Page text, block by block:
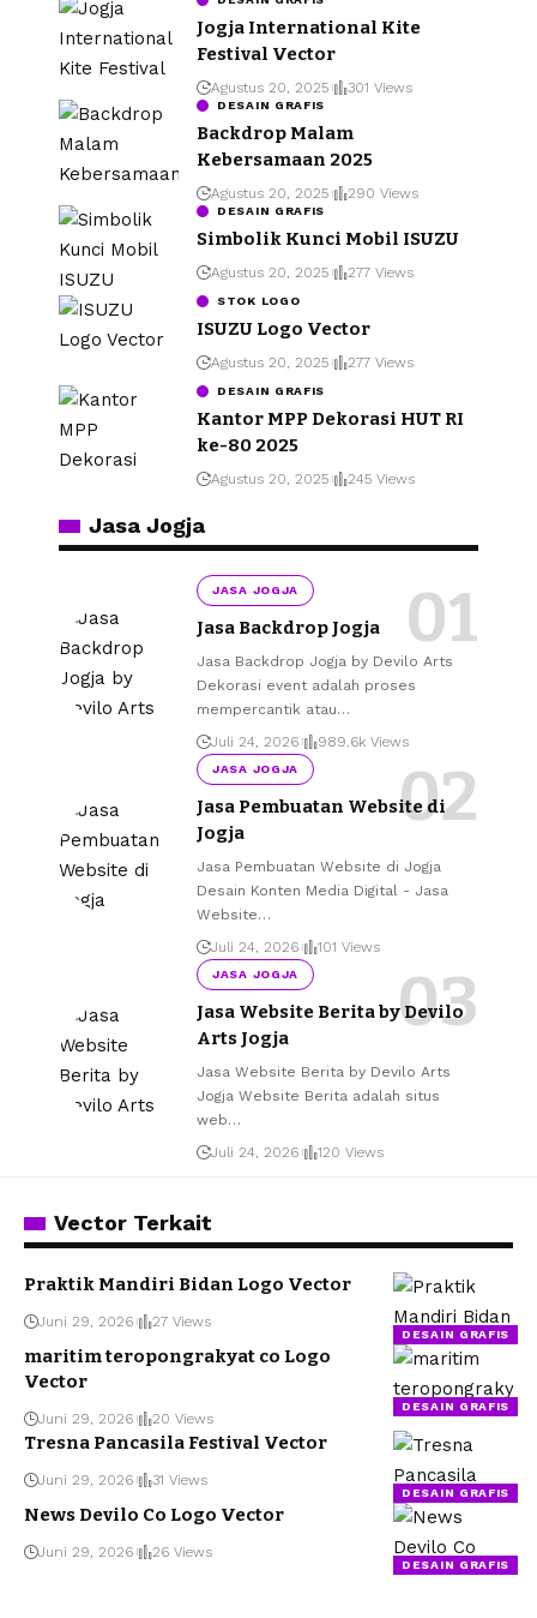
Jogja International Kite
Festival Vector
Agustus 20, 2025 301 Views
DESAIN GRAFIS
Backdrop Malam
Kebersamaan 2025
Agustus 20, 2025 290 Views
DESAIN GRAFIS
Simbolik Kunci Mobil ISUZU
Agustus 20, 2025 277 Views
STOK LOGO
ISUZU Logo Vector
Agustus 20, 2025 277 Views
DESAIN GRAFIS
Kantor MPP Dekorasi HUT RI
ke-80 2025
Agustus 20, 2025 245 Views
Jasa Jogja
JASA JOGJA
Jasa Backdrop Jogja
Jasa Backdrop Jogja by Devilo Arts
Dekorasi event adalah proses
mempercantik atau…
Juli 24, 2026
989.6k Views
JASA JOGJA
Jasa Pembuatan Website di
Jogja
Jasa Pembuatan Website di Jogja
Desain Konten Media Digital - Jasa
Website…
Juli 24, 2026
101 Views
JASA JOGJA
Jasa Website Berita by Devilo
Arts Jogja
Jasa Website Berita by Devilo Arts
Jogja Website Berita adalah situs
web…
Juli 24, 2026
120 Views
Vector Terkait
DESAIN GRAFIS
Praktik Mandiri Bidan Logo Vector
Juni 29, 2026 27 Views
DESAIN GRAFIS
maritim teropongrakyat co Logo
Vector
Juni 29, 2026 20 Views
DESAIN GRAFIS
Tresna Pancasila Festival Vector
Juni 29, 2026 31 Views
DESAIN GRAFIS
News Devilo Co Logo Vector
Juni 29, 2026 26 Views